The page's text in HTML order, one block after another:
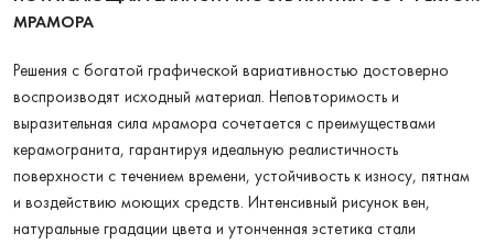
МРАМОРА
Решения с богатой графической вариативностью достоверно
воспроизводят исходный материал. Неповторимость и
выразительная сила мрамора сочетается с преимуществами
керамогранита, гарантируя идеальную реалистичность
поверхности с течением времени, устойчивость к износу, пятнам
и воздействию моющих средств. Интенсивный рисунок вен,
натуральные градации цвета и утонченная эстетика стали